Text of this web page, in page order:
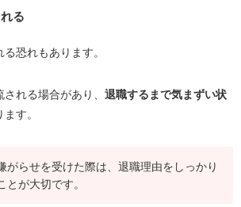
る
恐れもあります。
れる場合があり、 退職するまで気まずい状
す。
がらせを受けた際は、退職理由をしっかり
とが大切です。